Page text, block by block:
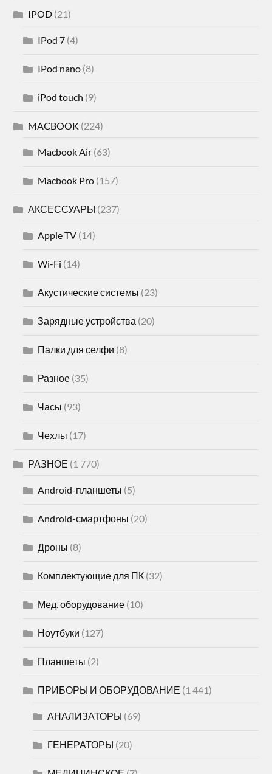
IPOD (21)
IPod 7 (4)
IPod nano (8)
iPod touch (9)
MACBOOK (224)
Macbook Air (63)
Macbook Pro (157)
АКСЕССУАРЫ (237)
Apple TV (14)
Wi-Fi (14)
Акустические системы (23)
Зарядные устройства (20)
Палки для селфи (8)
Разное (35)
Часы (93)
Чехлы (17)
РАЗНОЕ (1 770)
Android-планшеты (5)
Android-смартфоны (20)
Дроны (8)
Комплектующие для ПК (32)
Мед. оборудование (10)
Ноутбуки (127)
Планшеты (2)
ПРИБОРЫ И ОБОРУДОВАНИЕ (1 441)
АНАЛИЗАТОРЫ (69)
ГЕНЕРАТОРЫ (20)